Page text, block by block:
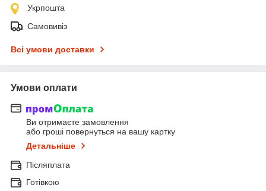
Укрпошта
Самовивіз
Всі умови доставки
Умови оплати
Ви отримаєте замовлення
або гроші повернуться на вашу картку
Детальніше
Післяплата
Готівкою